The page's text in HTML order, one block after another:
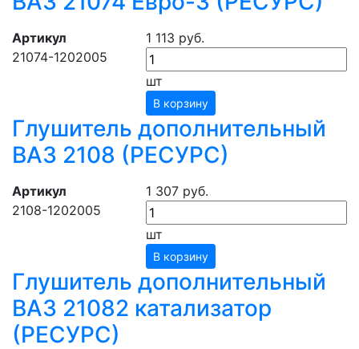
Артикул
21074-1202005
1 113 руб.
шт
В корзину
Глушитель дополнительный
ВАЗ 2108 (РЕСУРС)
Артикул
2108-1202005
1 307 руб.
шт
В корзину
Глушитель дополнительный
ВАЗ 21082 катализатор
(РЕСУРС)